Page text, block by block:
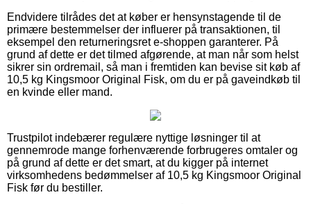
Endvidere tilrådes det at køber er hensynstagende til de
primære bestemmelser der influerer på transaktionen, til
eksempel den returneringsret e-shoppen garanterer. På
grund af dette er det tilmed afgørende, at man når som helst
sikrer sin ordremail, så man i fremtiden kan bevise sit køb af
10,5 kg Kingsmoor Original Fisk, om du er på gaveindkøb til
en kvinde eller mand.
Trustpilot indebærer regulære nyttige løsninger til at
gennemrode mange forhenværende forbrugeres omtaler og
på grund af dette er det smart, at du kigger på internet
virksomhedens bedømmelser af 10,5 kg Kingsmoor Original
Fisk før du bestiller.